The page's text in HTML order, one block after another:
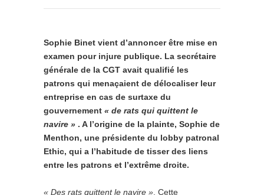
Sophie Binet vient d’annoncer être mise en
examen pour injure publique. La secrétaire
générale de la CGT avait qualifié les
patrons qui menaçaient de délocaliser leur
entreprise en cas de surtaxe du
gouvernement « de rats qui quittent le
navire » . A l’origine de la plainte, Sophie de
Menthon, une présidente du lobby patronal
Ethic, qui a l’habitude de tisser des liens
entre les patrons et l’extrême droite.
« Des rats quittent le navire ». Cette